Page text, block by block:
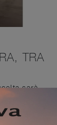
TRA
sarà
questa
di
genere di